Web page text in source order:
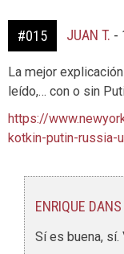
#015 JUAN T. -
La mejor
leído,… con o sin
https://
kotkin-putin-russia-
ENRIQUE DANS
Sí es buena, sí.